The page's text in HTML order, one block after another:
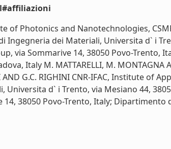
of Photonics and Nanotechnologies,
dei Materiali, Universita d` i
via Sommarive 14, 38050 Povo-Trento,
Italy M. MATTARELLI, M.
G.C. RIGHINI CNR-IFAC, Institute of
d` i Trento, via Mesiano 44,
38050 Povo-Trento, Italy;